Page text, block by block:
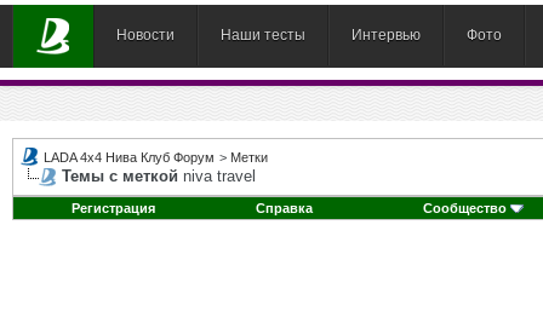
Новости Наши тесты Интервью Фото
LADA 4x4 Нива Клуб Форум > Метки
Темы с меткой niva travel
Регистрация Справка Сообщество